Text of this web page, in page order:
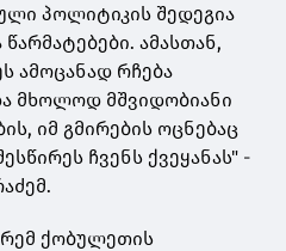
პოლიტიკის შედეგია
ამასთან,
ამოცანად რჩება
მხოლოდ მშვიდობიანი
იმ გმირების ოცნებაც
ჩვენს ქვეყანას" -
ქობულეთის